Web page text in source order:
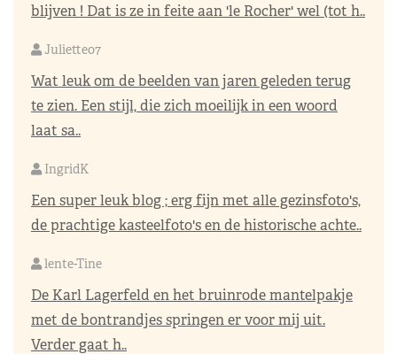
blijven ! Dat is ze in feite aan 'le Rocher' wel (tot h..
Juliette07
Wat leuk om de beelden van jaren geleden terug
te zien. Een stijl, die zich moeilijk in een woord
laat sa..
IngridK
Een super leuk blog ; erg fijn met alle gezinsfoto's,
de prachtige kasteelfoto's en de historische achte..
lente-Tine
De Karl Lagerfeld en het bruinrode mantelpakje
met de bontrandjes springen er voor mij uit.
Verder gaat h..